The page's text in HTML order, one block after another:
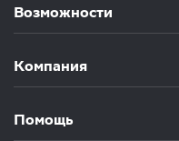
Возможности
Компания
Помощь